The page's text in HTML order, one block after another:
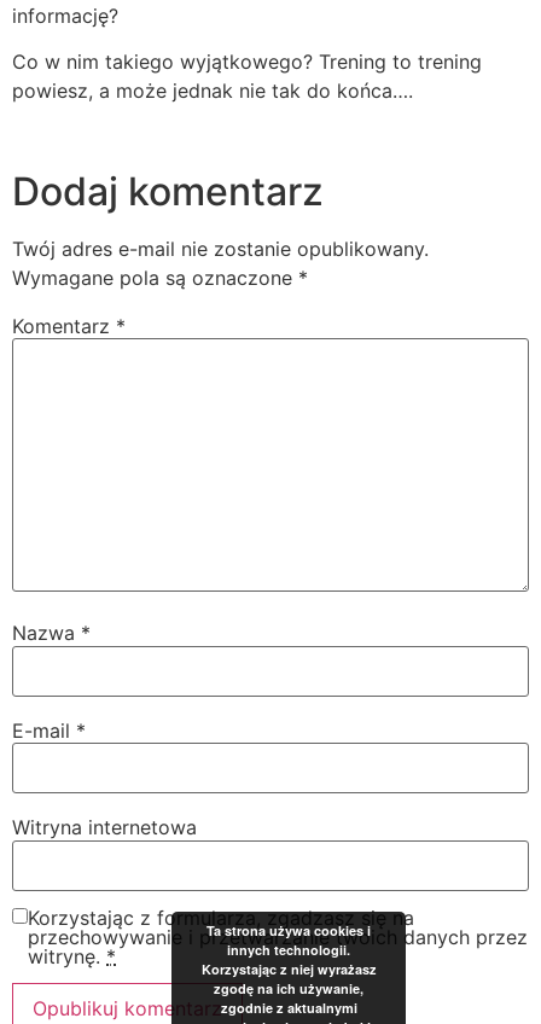
informację?
Co w nim takiego wyjątkowego? Trening to trening
powiesz, a może jednak nie tak do końca….
Dodaj komentarz
Twój adres e-mail nie zostanie opublikowany.
Wymagane pola są oznaczone *
Komentarz *
Nazwa *
E-mail *
Witryna internetowa
Korzystając z formularza, zgadzasz się na
przechowywanie i przetwarzanie twoich danych przez
witrynę. *
Ta strona używa cookies i
innych technologii.
Korzystając z niej wyrażasz
zgodę na ich używanie,
zgodnie z aktualnymi